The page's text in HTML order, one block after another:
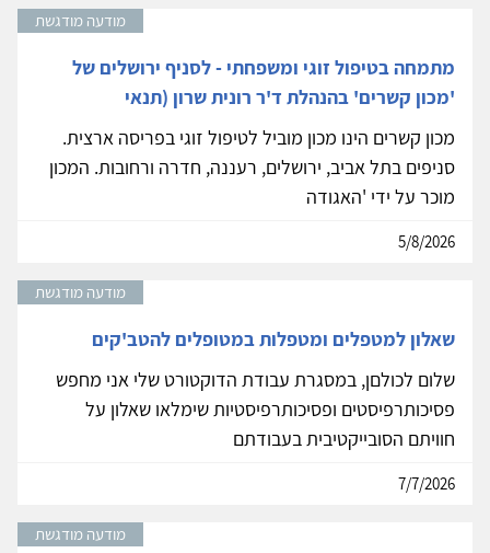
מודעה מודגשת
מתמחה בטיפול זוגי ומשפחתי - לסניף ירושלים של
'מכון קשרים' בהנהלת ד'ר רונית שרון (תנאי
מכון קשרים הינו מכון מוביל לטיפול זוגי בפריסה ארצית.
סניפים בתל אביב, ירושלים, רעננה, חדרה ורחובות. המכון
מוכר על ידי 'האגודה
5/8/2026
מודעה מודגשת
שאלון למטפלים ומטפלות במטופלים להטב'קים
שלום לכולםן, במסגרת עבודת הדוקטורט שלי אני מחפש
פסיכותרפיסטים ופסיכותרפיסטיות שימלאו שאלון על
חוויתם הסובייקטיבית בעבודתם
7/7/2026
מודעה מודגשת